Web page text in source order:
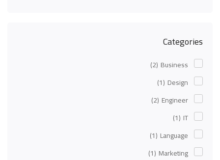
Categories
Business
(2)
Design
(1)
Engineer
(2)
IT
(1)
Language
(1)
Marketing
(1)